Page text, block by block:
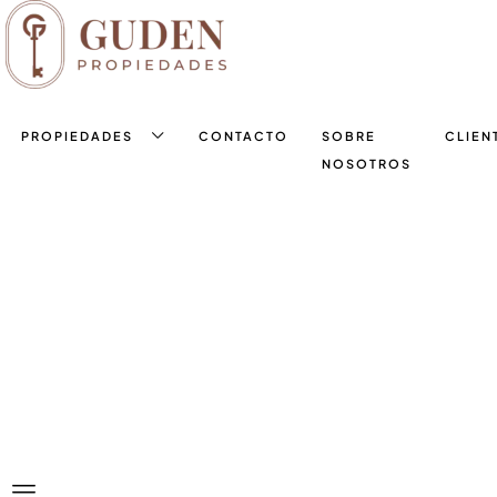
PROPIEDADES CONTACTO
SOBRE
NOSOTROS